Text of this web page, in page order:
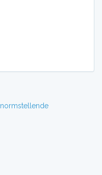
normstellende